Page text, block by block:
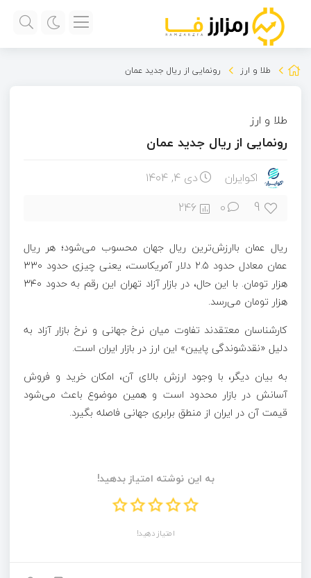
طلا و ارز رونمایی از ریال جدید عمان
طلا و ارز
رونمایی از ریال جدید عمان
اکوایران دی ۴, ۱۴۰۴
9
0
246
ریال عمان باارزش‌ترین ریال جهان محسوب می‌شود؛ هر ریال
عمان معادل حدود ۲.۵ دلار آمریکاست، یعنی چیزی حدود ۳۳۰
هزار تومان. با این حال، در بازار آزاد تهران این رقم به حدود ۳۴۰
هزار تومان می‌رسد.
کارشناسان معتقدند تفاوت میان نرخ جهانی و نرخ بازار آزاد به
دلیل «نقدشوندگی پایین» این ارز در بازار ایران است.
به بیان دیگر، با وجود ارزش بالای آن، امکان خرید و فروش
آسانش در بازار محدود است و همین موضوع باعث می‌شود
قیمت آن در ایران از منطق برابری جهانی فاصله بگیرد.
به این نوشته امتیاز بدهید!
امتیاز دهید!